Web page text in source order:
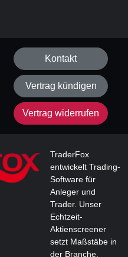
Kontakt
Vertrag kündigen
Vertrag widerrufen
TraderFox
entwickelt Trading-
Software für
Anleger und
Trader. Unser
Echtzeit-
Aktienscreener
setzt Maßstäbe in
der Branche.